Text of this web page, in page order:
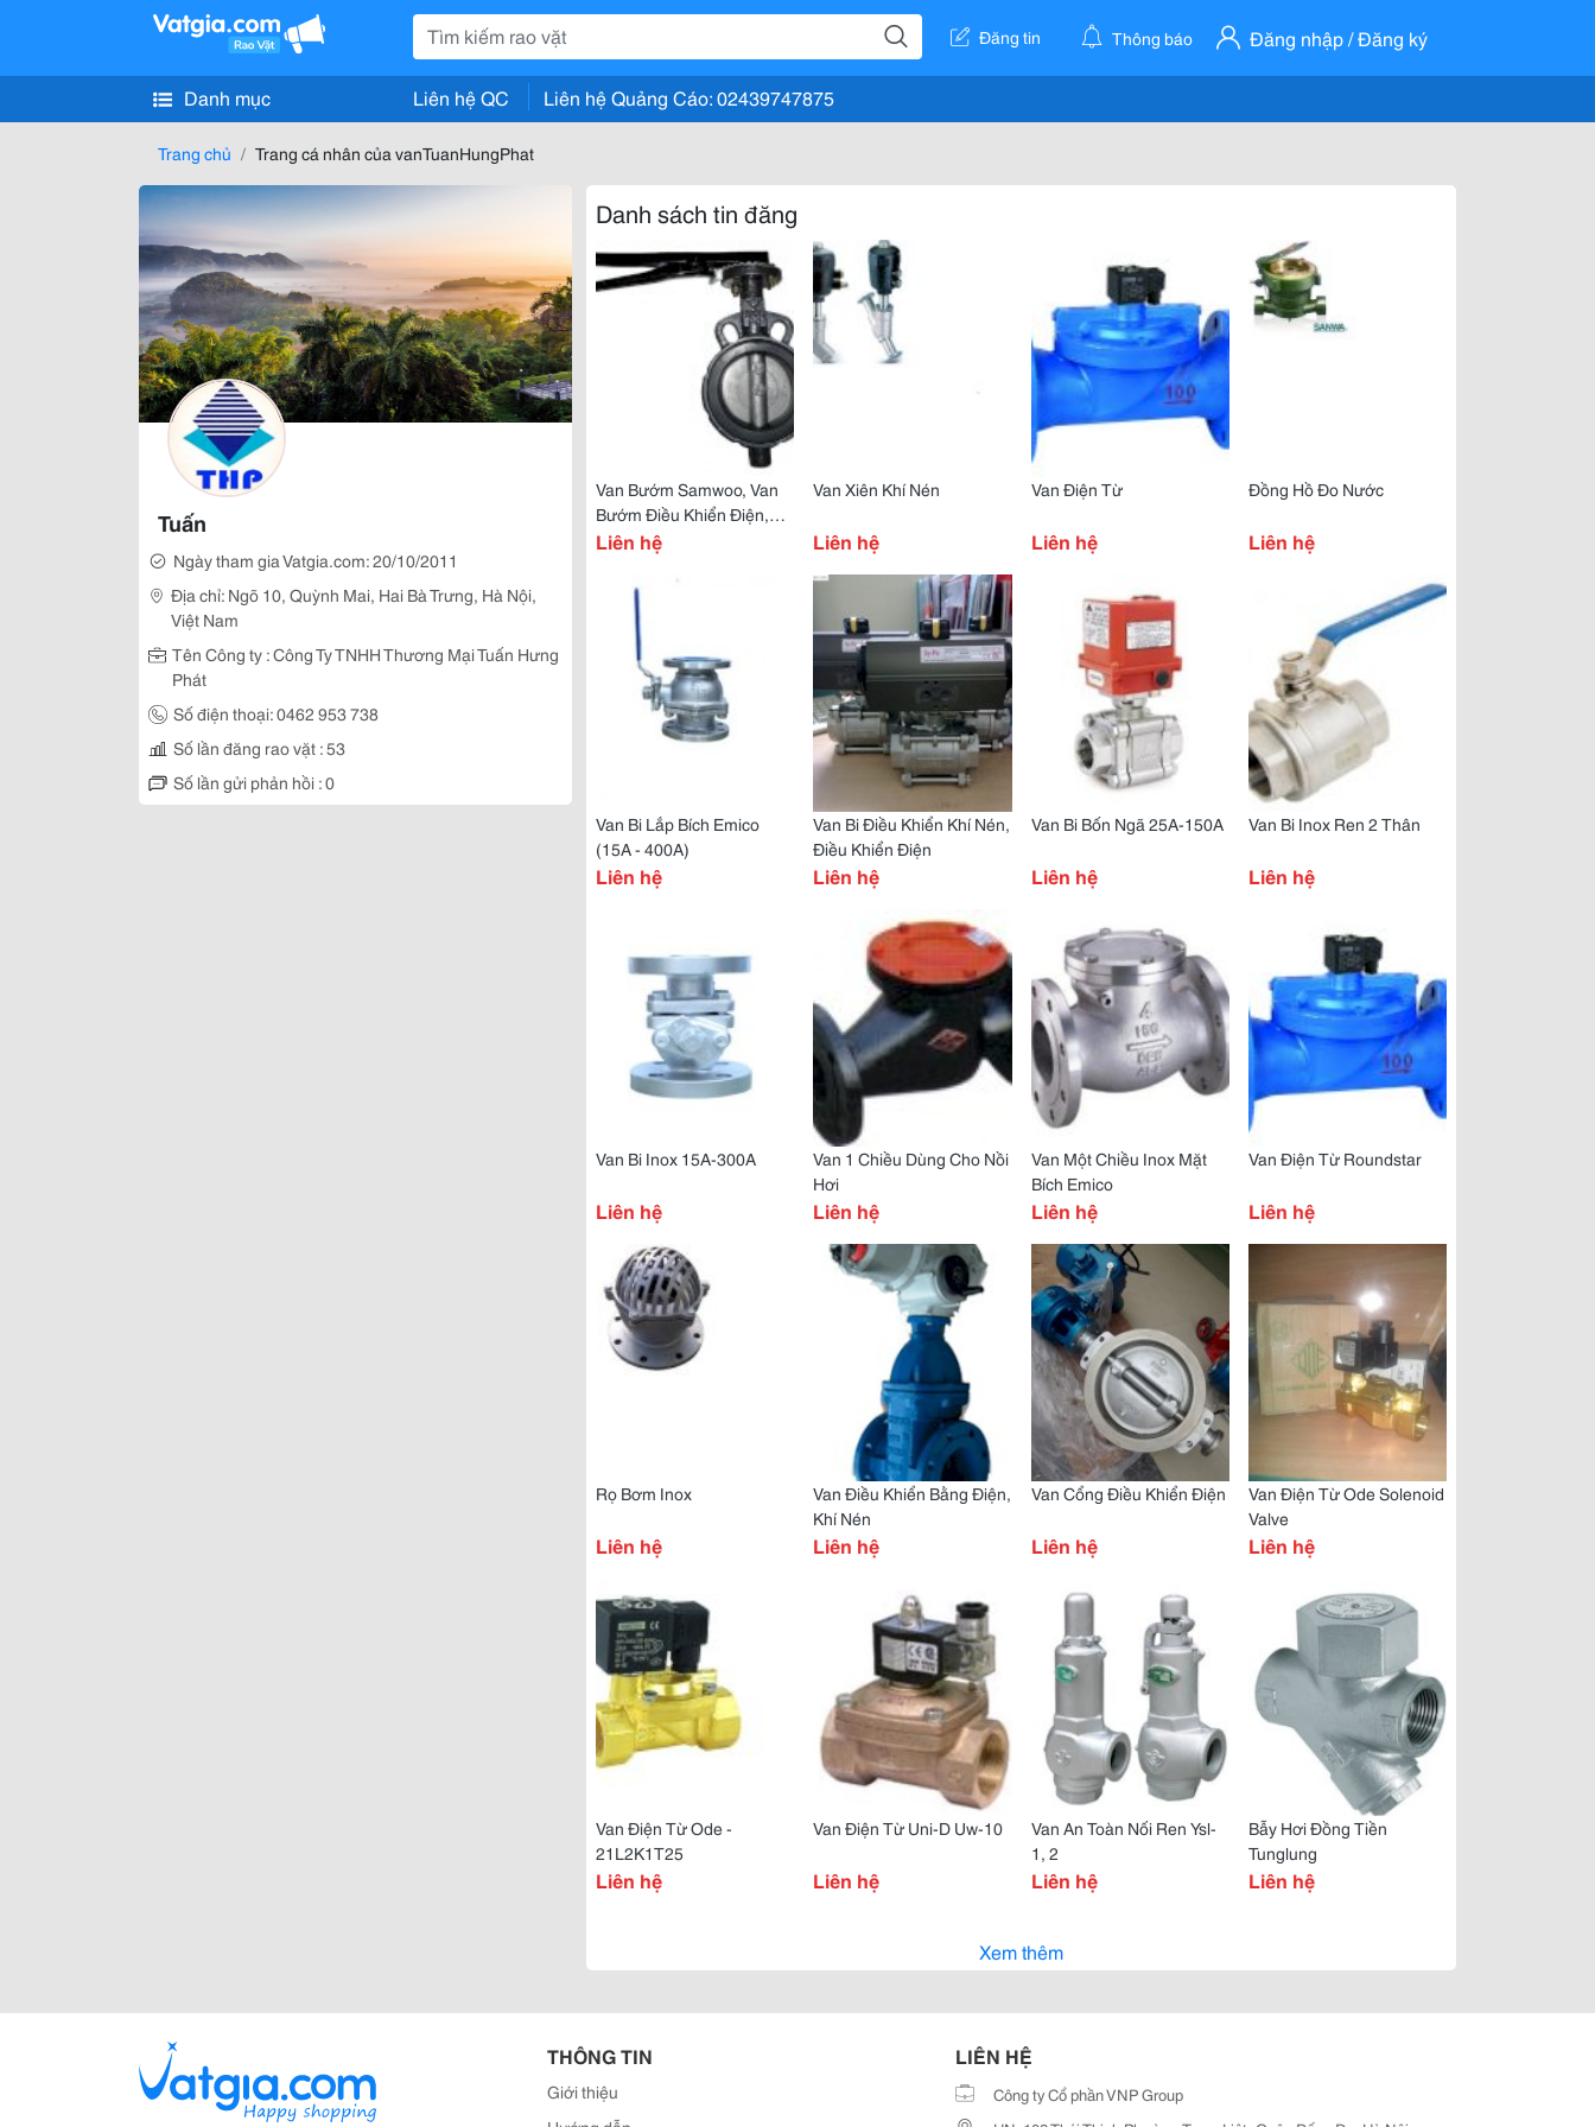
Đăng tin Thông báo Đăng nhập / Đăng ký
Danh mục Liên hệ QC Liên hệ Quảng Cáo: 02439747875
Trang chủ Trang cá nhân của vanTuanHungPhat
Tuấn
Ngày tham gia Vatgia.com: 20/10/2011
Địa chỉ: Ngõ 10, Quỳnh Mai, Hai Bà Trưng, Hà Nội,
Việt Nam
Tên Công ty : Công Ty TNHH Thương Mại Tuấn Hưng
Phát
Số điện thoại: 0462 953 738
Số lần đăng rao vặt : 53
Số lần gửi phản hồi : 0
Danh sách tin đăng
Van Bướm Samwoo, Van
Bướm Điều Khiển Điện,
Van Bướm Điều Khiển Khí
Liên hệ
Van Xiên Khí Nén
Liên hệ
Van Điện Từ
Liên hệ
Đồng Hồ Đo Nước
Liên hệ
Van Bi Lắp Bích Emico
(15A - 400A)
Liên hệ
Van Bi Điều Khiển Khí Nén,
Điều Khiển Điện
Liên hệ
Van Bi Bốn Ngã 25A-150A
Liên hệ
Van Bi Inox Ren 2 Thân
Liên hệ
Van Bi Inox 15A-300A
Liên hệ
Van 1 Chiều Dùng Cho Nồi
Hơi
Liên hệ
Van Một Chiều Inox Mặt
Bích Emico
Liên hệ
Van Điện Từ Roundstar
Liên hệ
Rọ Bơm Inox
Liên hệ
Van Điều Khiển Bằng Điện,
Khí Nén
Liên hệ
Van Cổng Điều Khiển Điện
Liên hệ
Van Điện Từ Ode Solenoid
Valve
Liên hệ
Van Điện Từ Ode -
21L2K1T25
Liên hệ
Van Điện Từ Uni-D Uw-10
Liên hệ
Van An Toàn Nối Ren Ysl-
1, 2
Liên hệ
Bẫy Hơi Đồng Tiền
Tunglung
Liên hệ
Xem thêm
THÔNG TIN
Giới thiệu
LIÊN HỆ
Công ty Cổ phần VNP Group